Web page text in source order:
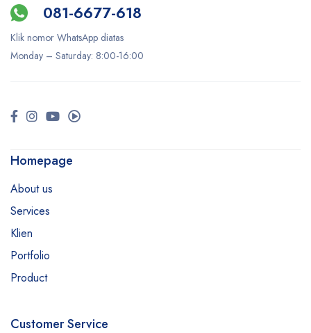
081-6677-618
Klik nomor WhatsApp diatas
Monday – Saturday: 8:00-16:00
Homepage
About us
Services
Klien
Portfolio
Product
Customer Service